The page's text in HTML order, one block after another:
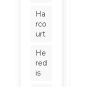
Ha
rco
urt
He
red
is